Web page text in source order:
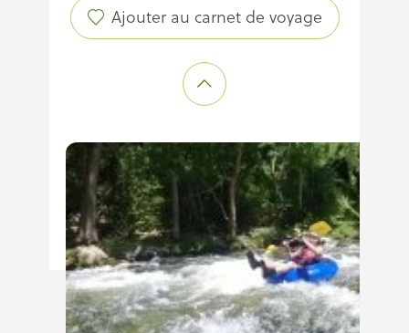
Ajouter au carnet de voyage